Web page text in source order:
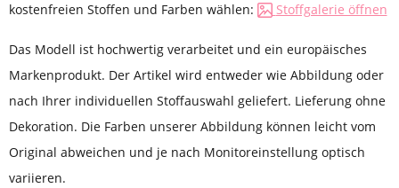
kostenfreien Stoffen und Farben wählen:
Stoffgalerie öffnen
Das Modell ist hochwertig verarbeitet und ein europäisches
Markenprodukt. Der Artikel wird entweder wie Abbildung oder
nach Ihrer individuellen Stoffauswahl geliefert. Lieferung ohne
Dekoration. Die Farben unserer Abbildung können leicht vom
Original abweichen und je nach Monitoreinstellung optisch
variieren.